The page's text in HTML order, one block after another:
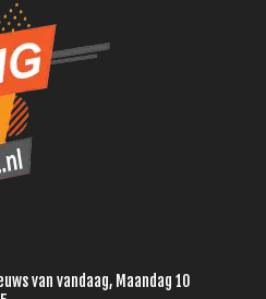
van vandaag, Maandag 10